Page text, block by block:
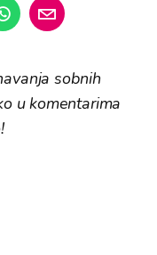
sobnih
u komentarima